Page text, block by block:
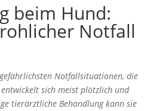
beim Hund:
Notfall
Notfallsituationen, die
sich meist plötzlich und
tierärztliche Behandlung kann sie